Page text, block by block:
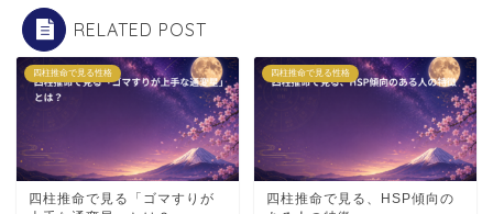
RELATED POST
四柱推命で見る性格
四柱推命で見る「ゴマすりが
四柱推命で見る性格
四柱推命で見る、HSP傾向の